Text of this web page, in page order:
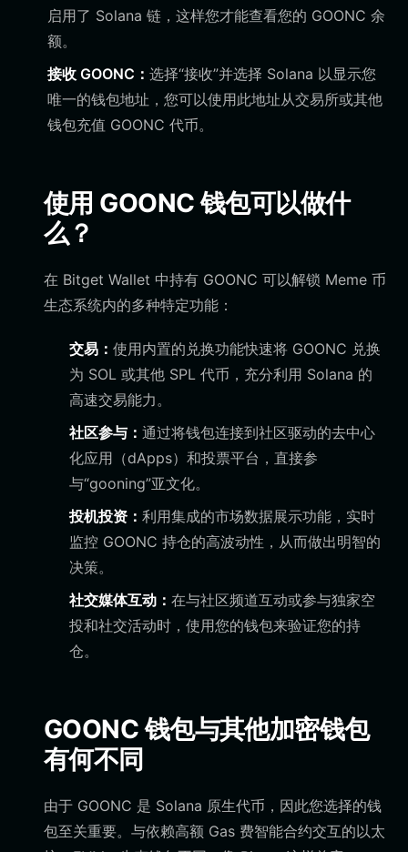
启用了 Solana 链，这样您才能查看您的 GOONC 余
额。
接收 GOONC： 选择“接收”并选择 Solana 以显示您
唯一的钱包地址，您可以使用此地址从交易所或其他
钱包充值 GOONC 代币。
使用 GOONC 钱包可以做什
么？
在 Bitget Wallet 中持有 GOONC 可以解锁 Meme 币
生态系统内的多种特定功能：
交易： 使用内置的兑换功能快速将 GOONC 兑换
为 SOL 或其他 SPL 代币，充分利用 Solana 的
高速交易能力。
社区参与： 通过将钱包连接到社区驱动的去中心
化应用（dApps）和投票平台，直接参
与“gooning”亚文化。
投机投资： 利用集成的市场数据展示功能，实时
监控 GOONC 持仓的高波动性，从而做出明智的
决策。
社交媒体互动： 在与社区频道互动或参与独家空
投和社交活动时，使用您的钱包来验证您的持
仓。
GOONC 钱包与其他加密钱包
有何不同
由于 GOONC 是 Solana 原生代币，因此您选择的钱
包至关重要。与依赖高额 Gas 费智能合约交互的以太